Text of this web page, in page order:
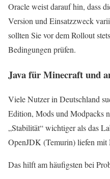
Oracle weist darauf hin, dass
Version und Einsatzzweck
sollten Sie vor dem Rollout
Bedingungen prüfen.
Java für Minecraft und
Viele Nutzer in Deutschland
Edition, Mods und Modpacks
„Stabilität“ wichtiger als das
OpenJDK (Temurin) liefen
Das hilft am häufigsten bei